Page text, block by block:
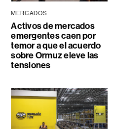
MERCADOS
Activos de mercados
emergentes caen por
temor a que el acuerdo
sobre Ormuz eleve las
tensiones